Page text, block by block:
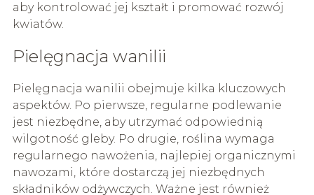
aby kontrolować jej kształt i promować rozwój
kwiatów.
Pielęgnacja wanilii
Pielęgnacja wanilii obejmuje kilka kluczowych
aspektów. Po pierwsze, regularne podlewanie
jest niezbędne, aby utrzymać odpowiednią
wilgotność gleby. Po drugie, roślina wymaga
regularnego nawożenia, najlepiej organicznymi
nawozami, które dostarczą jej niezbędnych
składników odżywczych. Ważne jest również